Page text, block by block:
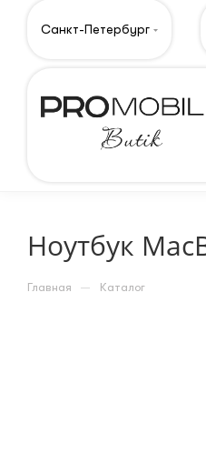
Санкт-Петербург
Ноутбук
Главная — Каталог